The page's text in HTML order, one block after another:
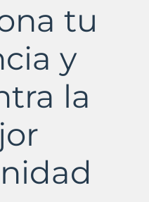
tu
y
la